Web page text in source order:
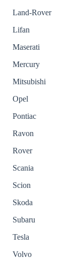
Land-Rover
Lifan
Maserati
Mercury
Mitsubishi
Opel
Pontiac
Ravon
Rover
Scania
Scion
Skoda
Subaru
Tesla
Volvo